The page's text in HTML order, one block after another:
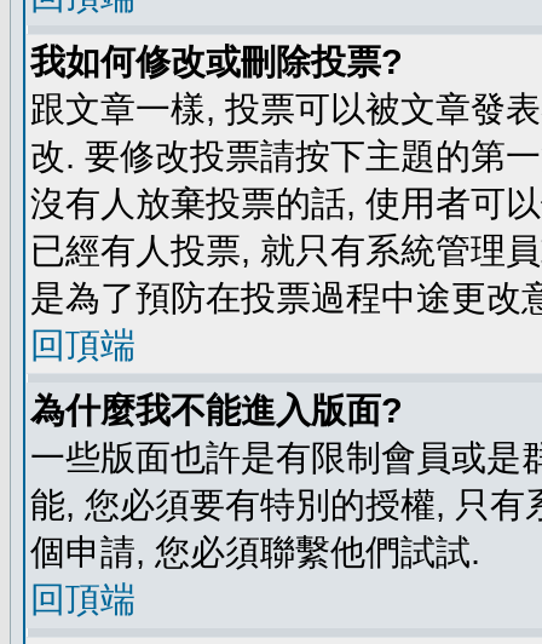
我如何修改或刪除投票?
跟文章一樣, 投票可以被文章發
改. 要修改投票請按下主題的第
沒有人放棄投票的話, 使用者可
已經有人投票, 就只有系統管理
是為了預防在投票過程中途更改
回頂端
為什麼我不能進入版面?
一些版面也許是有限制會員或是
能, 您必須要有特別的授權, 只
個申請, 您必須聯繫他們試試.
回頂端